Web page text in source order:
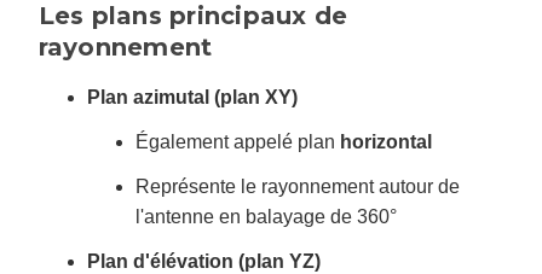
Les plans principaux de
rayonnement
Plan azimutal (plan XY)
Également appelé plan horizontal
Représente le rayonnement autour de
l'antenne en balayage de 360°
Plan d'élévation (plan YZ)